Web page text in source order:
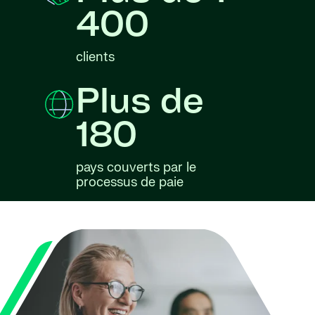
400
clients
Plus de
180
pays couverts par le
processus de paie